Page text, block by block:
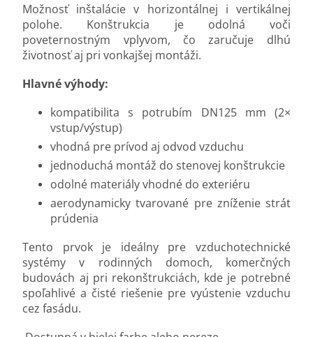
Možnosť inštalácie v horizontálnej i vertikálnej
polohe. Konštrukcia je odolná voči
poveternostným vplyvom, čo zaručuje dlhú
životnosť aj pri vonkajšej montáži.
Hlavné výhody:
kompatibilita s potrubím DN125 mm (2×
vstup/výstup)
vhodná pre prívod aj odvod vzduchu
jednoduchá montáž do stenovej konštrukcie
odolné materiály vhodné do exteriéru
aerodynamicky tvarované pre zníženie strát
prúdenia
Tento prvok je ideálny pre vzduchotechnické
systémy v rodinných domoch, komerčných
budovách aj pri rekonštrukciách, kde je potrebné
spoľahlivé a čisté riešenie pre vyústenie vzduchu
cez fasádu.